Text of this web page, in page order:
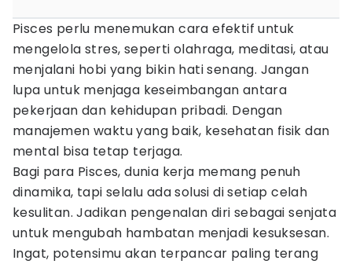
Pisces perlu menemukan cara efektif untuk
mengelola stres, seperti olahraga, meditasi, atau
menjalani hobi yang bikin hati senang. Jangan
lupa untuk menjaga keseimbangan antara
pekerjaan dan kehidupan pribadi. Dengan
manajemen waktu yang baik, kesehatan fisik dan
mental bisa tetap terjaga.
Bagi para Pisces, dunia kerja memang penuh
dinamika, tapi selalu ada solusi di setiap celah
kesulitan. Jadikan pengenalan diri sebagai senjata
untuk mengubah hambatan menjadi kesuksesan.
Ingat, potensimu akan terpancar paling terang